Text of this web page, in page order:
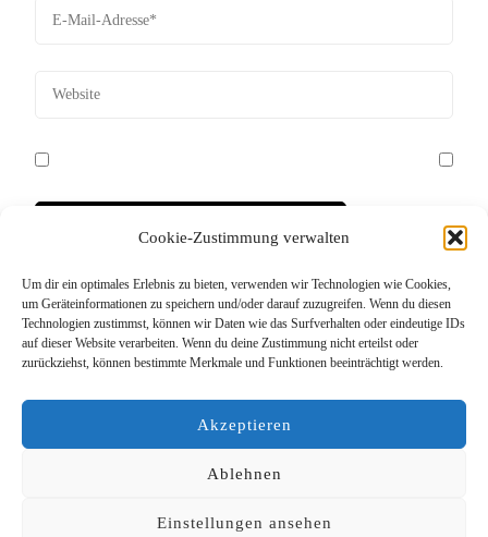
Cookie-Zustimmung verwalten
Um dir ein optimales Erlebnis zu bieten, verwenden wir Technologien wie Cookies,
um Geräteinformationen zu speichern und/oder darauf zuzugreifen. Wenn du diesen
Technologien zustimmst, können wir Daten wie das Surfverhalten oder eindeutige IDs
auf dieser Website verarbeiten. Wenn du deine Zustimmung nicht erteilst oder
zurückziehst, können bestimmte Merkmale und Funktionen beeinträchtigt werden.
Akzeptieren
Ablehnen
Einstellungen ansehen
Diese Website verwendet Akismet, um Spam zu
reduzieren.Erfahre, wie deine Kommentardaten
verarbeitet werden.